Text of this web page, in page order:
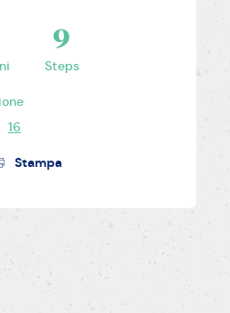
9
Steps
16
Stampa